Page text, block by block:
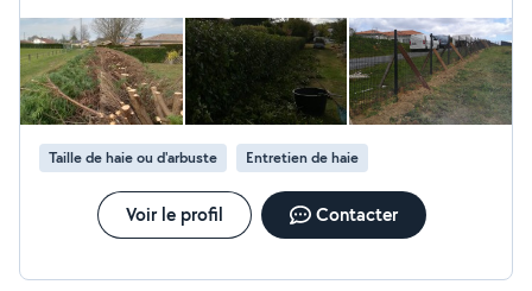
Taille de haie ou d'arbuste Entretien de haie
Voir le profil Contacter